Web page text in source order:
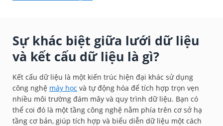
Sự khác biệt giữa lưới dữ liệu
và kết cấu dữ liệu là gì?
Kết cấu dữ liệu là một kiến trúc hiện đại khác sử dụng
công nghệ máy học và tự động hóa để tích hợp trọn vẹn
nhiều môi trường đám mây và quy trình dữ liệu. Bạn có
thể coi đó là một tầng công nghệ nằm phía trên cơ sở hạ
tầng cơ bản, giúp tích hợp và biểu diễn dữ liệu một cách